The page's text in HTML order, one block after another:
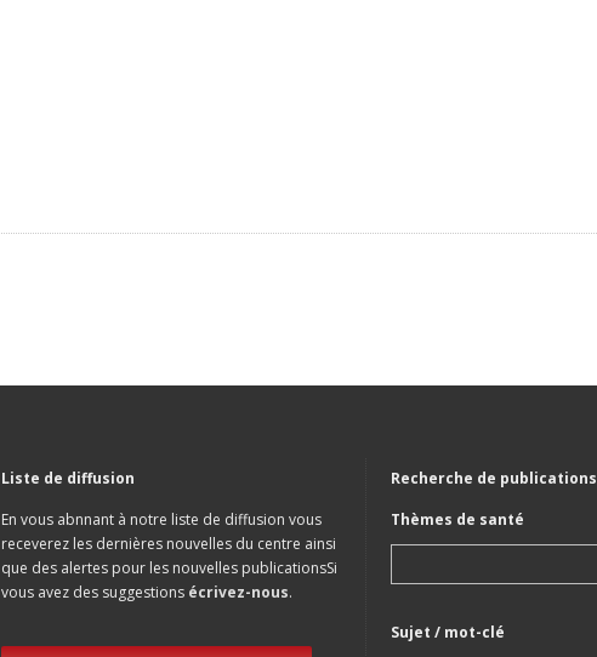
Liste de diffusion
En vous abnnant à notre liste de diffusion vous
receverez les dernières nouvelles du centre ainsi
que des alertes pour les nouvelles publicationsSi
vous avez des suggestions écrivez-nous.
Recherche de publications
Thèmes de santé
Sujet / mot-clé